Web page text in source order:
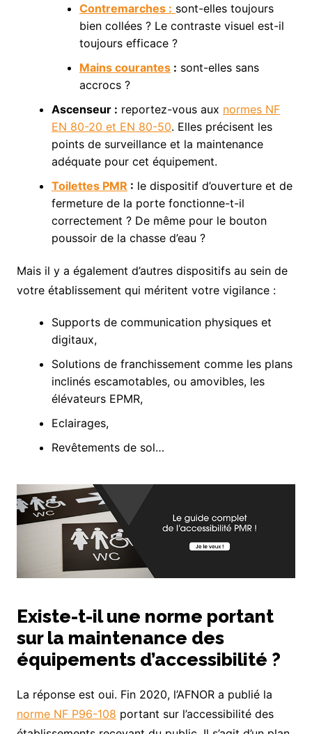
Contremarches : sont-elles toujours
bien collées ? Le contraste visuel est-il
toujours efficace ?
Mains courantes: sont-elles sans
accrocs ?
Ascenseur : reportez-vous aux normes NF
EN 80-20 et EN 80-50. Elles précisent les
points de surveillance et la maintenance
adéquate pour cet équipement.
Toilettes PMR : le dispositif d’ouverture et de
fermeture de la porte fonctionne-t-il
correctement ? De même pour le bouton
poussoir de la chasse d’eau ?
Mais il y a également d’autres dispositifs au sein de
votre établissement qui méritent votre vigilance :
Supports de communication physiques et
digitaux,
Solutions de franchissement comme les plans
inclinés escamotables, ou amovibles, les
élévateurs EPMR,
Eclairages,
Revêtements de sol…
Existe-t-il une norme portant
sur la maintenance des
équipements d’accessibilité ?
La réponse est oui. Fin 2020, l’AFNOR a publié la
norme NF P96-108 portant sur l’accessibilité des